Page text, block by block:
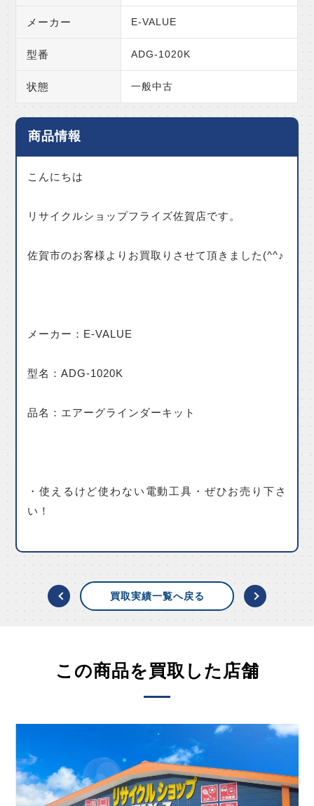
メーカー E-VALUE
型番 ADG-1020K
状態 一般中古
商品情報
こんにちは
リサイクルショップフライズ佐賀店です。
佐賀市のお客様よりお買取りさせて頂きました(^^♪
メーカー：E-VALUE
型名：ADG-1020K
品名：エアーグラインダーキット
・使えるけど使わない電動工具・ぜひお売り下さ
い！
買取実績一覧へ戻る
この商品を買取した店舗